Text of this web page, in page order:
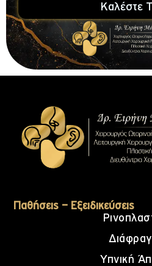
Καλέστε
Παθήσεις – Εξειδικεύσεις
Υπνική